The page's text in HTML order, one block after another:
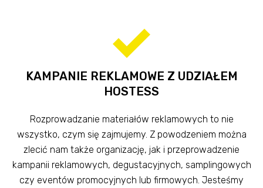
KAMPANIE REKLAMOWE Z UDZIAŁEM
HOSTESS
Rozprowadzanie materiałów reklamowych to nie
wszystko, czym się zajmujemy. Z powodzeniem można
zlecić nam także organizację, jak i przeprowadzenie
kampanii reklamowych, degustacyjnych, samplingowych
czy eventów promocyjnych lub firmowych. Jesteśmy